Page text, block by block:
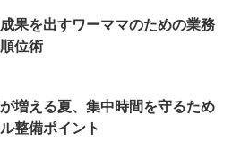
果を出すワーママのための業務
位術
増える夏、集中時間を守るため
整備ポイント